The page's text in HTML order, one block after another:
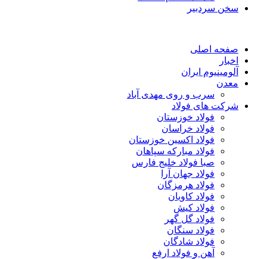
سخن سردبیر
صفحه اصلی
اخبار
آلومینیوم ایران
معدن
سرب و روی مهدی آباد
شرکت های فولاد
فولاد خوزستان
فولاد خراسان
فولاد اکسین خوزستان
فولاد مبارکه سپاهان
صبا فولاد خلیج فارس
فولاد جهان آرا
فولاد هرمزگان
فولاد کاویان
فولاد کیش
فولاد گل گهر
فولاد سنگان
فولاد شادگان
آهن و فولاد ارفع